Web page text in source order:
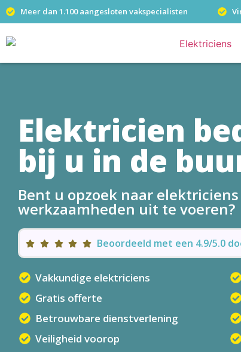
Meer dan 1.100 aangesloten vakspecialisten
Elektricien
bij u in de
Bent u opzoek naar
werkzaamheden uit te voeren?
Beoordeeld met een 4.9/5.0
Vakkundige elektriciens
Gratis offerte
Betrouwbare dienstverlening
Veiligheid voorop